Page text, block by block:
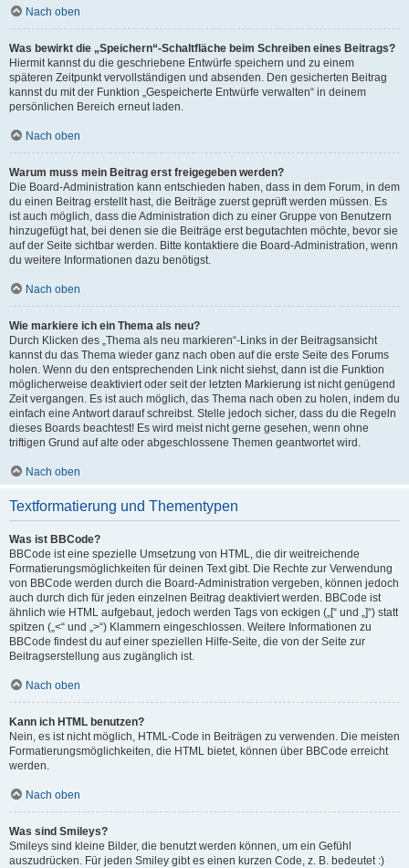
Nach oben
Was bewirkt die „Speichern“-Schaltfläche beim Schreiben eines Beitrags?
Hiermit kannst du die geschriebene Entwürfe speichern und zu einem
späteren Zeitpunkt vervollständigen und absenden. Den gesicherten Beitrag
kannst du mit der Funktion „Gespeicherte Entwürfe verwalten“ in deinem
persönlichen Bereich erneut laden.
Nach oben
Warum muss mein Beitrag erst freigegeben werden?
Die Board-Administration kann entschieden haben, dass in dem Forum, in dem
du einen Beitrag erstellt hast, die Beiträge zuerst geprüft werden müssen. Es
ist auch möglich, dass die Administration dich zu einer Gruppe von Benutzern
hinzugefügt hat, bei denen sie die Beiträge erst begutachten möchte, bevor sie
auf der Seite sichtbar werden. Bitte kontaktiere die Board-Administration, wenn
du weitere Informationen dazu benötigst.
Nach oben
Wie markiere ich ein Thema als neu?
Durch Klicken des „Thema als neu markieren“-Links in der Beitragsansicht
kannst du das Thema wieder ganz nach oben auf die erste Seite des Forums
holen. Wenn du den entsprechenden Link nicht siehst, dann ist die Funktion
möglicherweise deaktiviert oder seit der letzten Markierung ist nicht genügend
Zeit vergangen. Es ist auch möglich, das Thema nach oben zu holen, indem du
einfach eine Antwort darauf schreibst. Stelle jedoch sicher, dass du die Regeln
dieses Boards beachtest! Es wird meist nicht gerne gesehen, wenn ohne
triftigen Grund auf alte oder abgeschlossene Themen geantwortet wird.
Nach oben
Textformatierung und Thementypen
Was ist BBCode?
BBCode ist eine spezielle Umsetzung von HTML, die dir weitreichende
Formatierungsmöglichkeiten für deinen Text gibt. Die Rechte zur Verwendung
von BBCode werden durch die Board-Administration vergeben, können jedoch
auch durch dich für jeden einzelnen Beitrag deaktiviert werden. BBCode ist
ähnlich wie HTML aufgebaut, jedoch werden Tags von eckigen („[“ und „]“) statt
spitzen („<“ und „>“) Klammern eingeschlossen. Weitere Informationen zu
BBCode findest du auf einer speziellen Hilfe-Seite, die von der Seite zur
Beitragserstellung aus zugänglich ist.
Nach oben
Kann ich HTML benutzen?
Nein, es ist nicht möglich, HTML-Code in Beiträgen zu verwenden. Die meisten
Formatierungsmöglichkeiten, die HTML bietet, können über BBCode erreicht
werden.
Nach oben
Was sind Smileys?
Smileys sind kleine Bilder, die benutzt werden können, um ein Gefühl
auszudrücken. Für jeden Smiley gibt es einen kurzen Code, z. B. bedeutet :)